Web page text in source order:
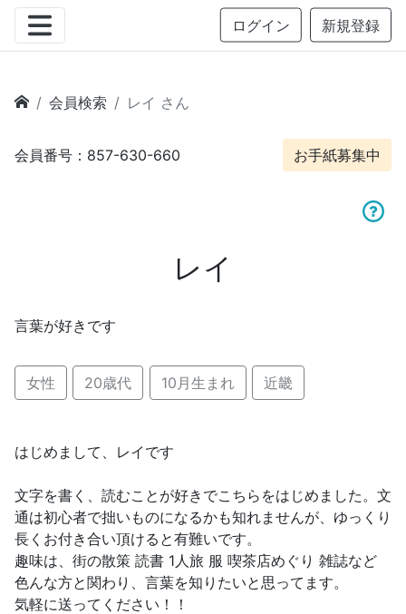
ログイン 新規登録
会員検索 レイ さん
会員番号：857-630-660 お手紙募集中
レイ
言葉が好きです
女性 20歳代 10月生まれ 近畿
はじめまして、レイです
文字を書く、読むことが好きでこちらをはじめました。文
通は初心者で拙いものになるかも知れませんが、ゆっくり
長くお付き合い頂けると有難いです。
趣味は、街の散策 読書 1人旅 服 喫茶店めぐり 雑誌など
色んな方と関わり、言葉を知りたいと思ってます。
気軽に送ってください！！